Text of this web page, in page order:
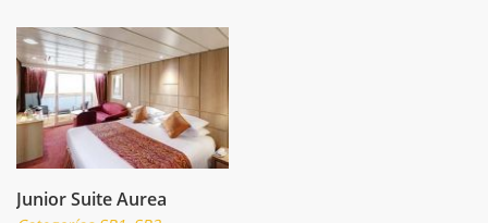
Junior Suite Aurea